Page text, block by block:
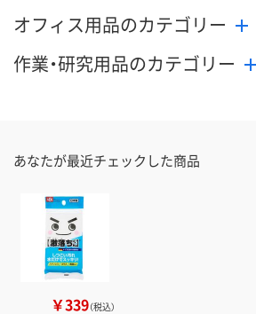
オフィス用品のカテゴリー
作業・研究用品のカテゴリー
あなたが最近チェックした商品
￥339（税込）